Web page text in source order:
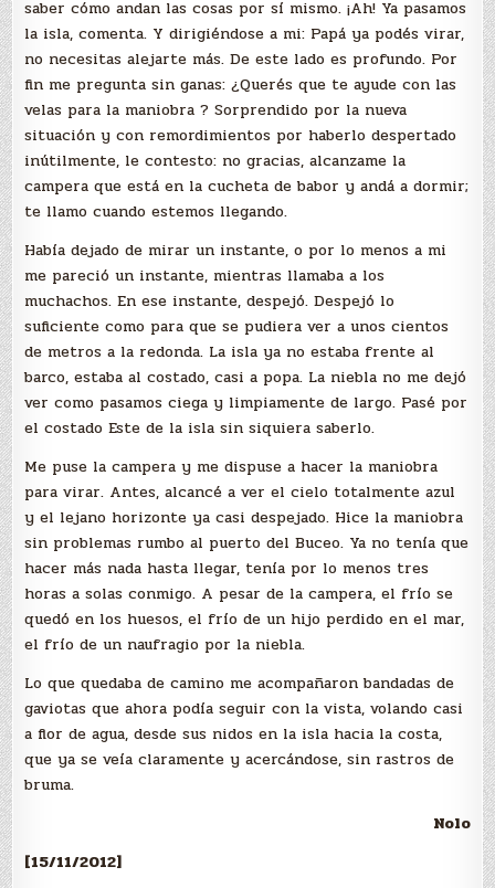
saber cómo andan las cosas por sí mismo. ¡Ah! Ya pasamos
la isla, comenta. Y dirigiéndose a mi: Papá ya podés virar,
no necesitas alejarte más. De este lado es profundo. Por
fin me pregunta sin ganas: ¿Querés que te ayude con las
velas para la maniobra ? Sorprendido por la nueva
situación y con remordimientos por haberlo despertado
inútilmente, le contesto: no gracias, alcanzame la
campera que está en la cucheta de babor y andá a dormir;
te llamo cuando estemos llegando.
Había dejado de mirar un instante, o por lo menos a mi
me pareció un instante, mientras llamaba a los
muchachos. En ese instante, despejó. Despejó lo
suficiente como para que se pudiera ver a unos cientos
de metros a la redonda. La isla ya no estaba frente al
barco, estaba al costado, casi a popa. La niebla no me dejó
ver como pasamos ciega y limpiamente de largo. Pasé por
el costado Este de la isla sin siquiera saberlo.
Me puse la campera y me dispuse a hacer la maniobra
para virar. Antes, alcancé a ver el cielo totalmente azul
y el lejano horizonte ya casi despejado. Hice la maniobra
sin problemas rumbo al puerto del Buceo. Ya no tenía que
hacer más nada hasta llegar, tenía por lo menos tres
horas a solas conmigo. A pesar de la campera, el frío se
quedó en los huesos, el frío de un hijo perdido en el mar,
el frío de un naufragio por la niebla.
Lo que quedaba de camino me acompañaron bandadas de
gaviotas que ahora podía seguir con la vista, volando casi
a flor de agua, desde sus nidos en la isla hacia la costa,
que ya se veía claramente y acercándose, sin rastros de
bruma.
Nolo
[15/11/2012]